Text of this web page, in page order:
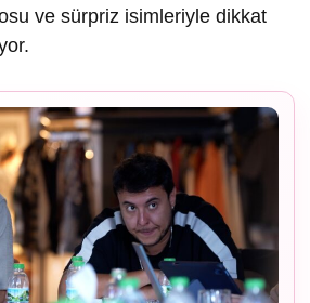
ve sürpriz isimleriyle dikkat